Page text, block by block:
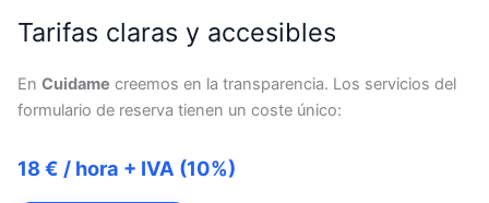
Tarifas claras y accesibles
En Cuidame creemos en la transparencia. Los servicios del
formulario de reserva tienen un coste único:
18 € / hora + IVA (10%)